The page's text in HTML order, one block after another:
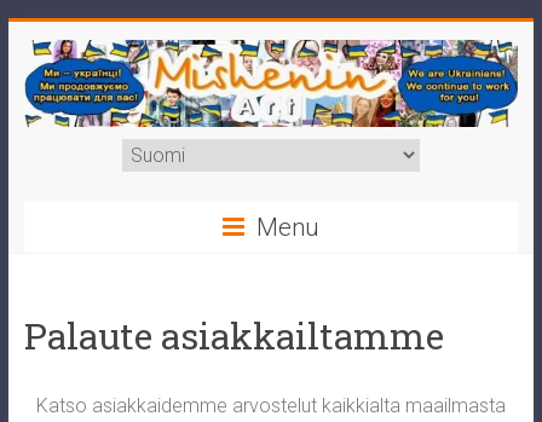
Menu
Palaute asiakkailtamme
Katso asiakkaidemme arvostelut kaikkialta maailmasta